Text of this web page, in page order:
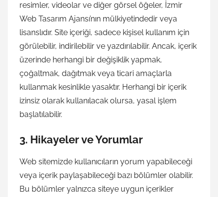
resimler, videolar ve diğer görsel öğeler, İzmir
Web Tasarım Ajansı’nın mülkiyetindedir veya
lisanslıdır. Site içeriği, sadece kişisel kullanım için
görülebilir, indirilebilir ve yazdırılabilir. Ancak, içerik
üzerinde herhangi bir değişiklik yapmak,
çoğaltmak, dağıtmak veya ticari amaçlarla
kullanmak kesinlikle yasaktır. Herhangi bir içerik
izinsiz olarak kullanılacak olursa, yasal işlem
başlatılabilir.
3. Hikayeler ve Yorumlar
Web sitemizde kullanıcıların yorum yapabileceği
veya içerik paylaşabileceği bazı bölümler olabilir.
Bu bölümler yalnızca siteye uygun içerikler